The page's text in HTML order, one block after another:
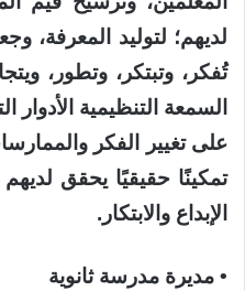
لديهم؛ لتوليد المعرفة،
تُفكر، وتبتكر، وتطور،
السمعة التنظيمية الأدوار
على تغيير الفكر
تمكينًا حقيقيًا يحقق
الإبداع والابتكار.
• مديرة مدرسة ثانوية